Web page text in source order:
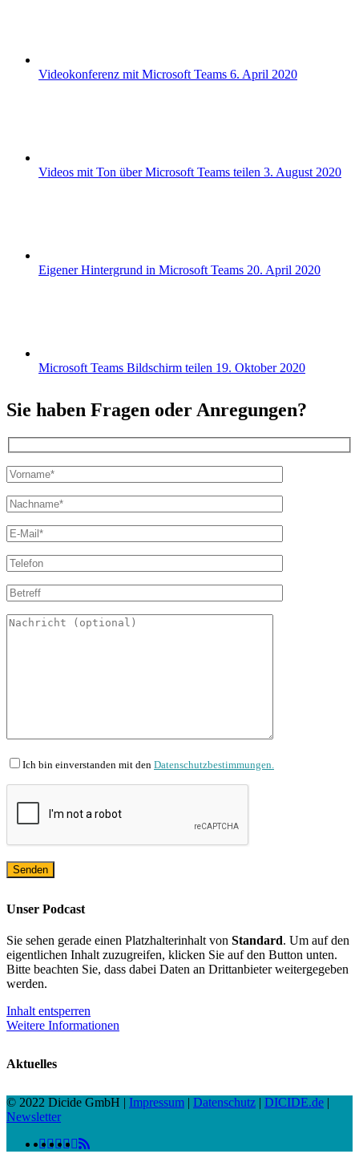
Videokonferenz mit Microsoft Teams 6. April 2020
Videos mit Ton über Microsoft Teams teilen 3. August 2020
Eigener Hintergrund in Microsoft Teams 20. April 2020
Microsoft Teams Bildschirm teilen 19. Oktober 2020
Sie haben Fragen oder Anregungen?
Ich bin einverstanden mit den Datenschutzbestimmungen.
Unser Podcast
Sie sehen gerade einen Platzhalterinhalt von Standard. Um auf den
eigentlichen Inhalt zuzugreifen, klicken Sie auf den Button unten.
Bitte beachten Sie, dass dabei Daten an Drittanbieter weitergegeben
werden.
Inhalt entsperren
Weitere Informationen
Aktuelles
© 2022 Dicide GmbH | Impressum | Datenschutz | DICIDE.de |
Newsletter
twitter
facebook
linkedinyoutube
RSS
instagram
spotify
vk